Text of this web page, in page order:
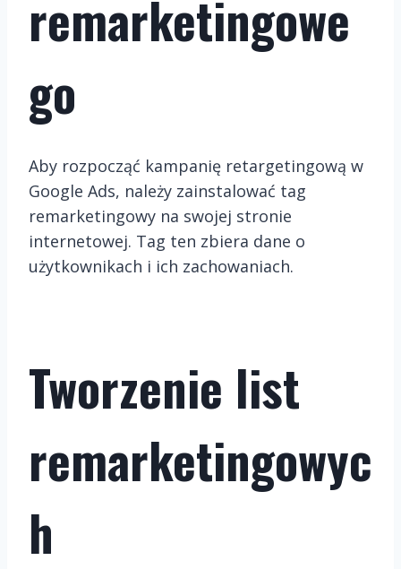
remarketingowe
go
Aby rozpocząć kampanię retargetingową w
Google Ads, należy zainstalować tag
remarketingowy na swojej stronie
internetowej. Tag ten zbiera dane o
użytkownikach i ich zachowaniach.
Tworzenie list
remarketingowyc
h